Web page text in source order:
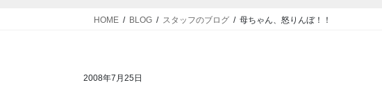
HOME BLOG スタッフのブログ 母ちゃん、怒りんぼ！！
2008年7月25日